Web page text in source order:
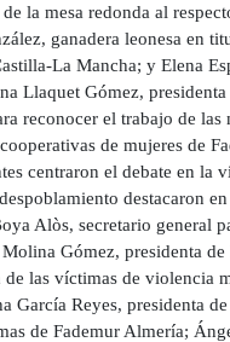
la mesa redonda al
ganadera leonesa en
La Mancha; y Elena
Llaquet Gómez,
reconocer el trabajo de
de mujeres de
centraron el debate en
destacaron
Alòs, secretario general
Gómez, presidenta
las víctimas de violencia
García Reyes, presidenta
de Fademur Almería;